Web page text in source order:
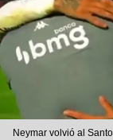
Neymar volvió al